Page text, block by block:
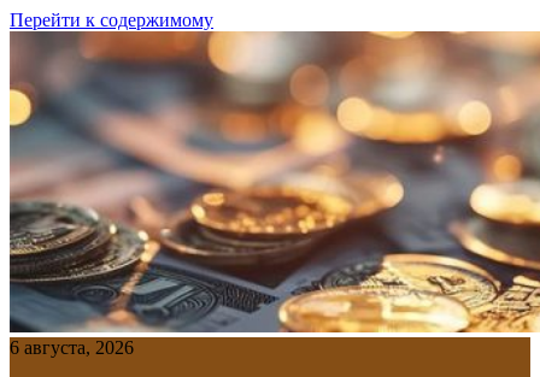
Перейти к содержимому
6 августа, 2026